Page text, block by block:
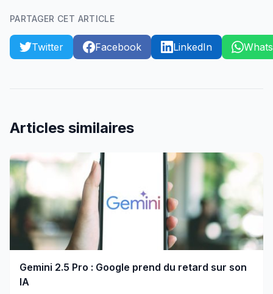
PARTAGER CET ARTICLE
Twitter Facebook LinkedIn
Articles similaires
Gemini 2.5 Pro : Google prend du retard sur son
IA